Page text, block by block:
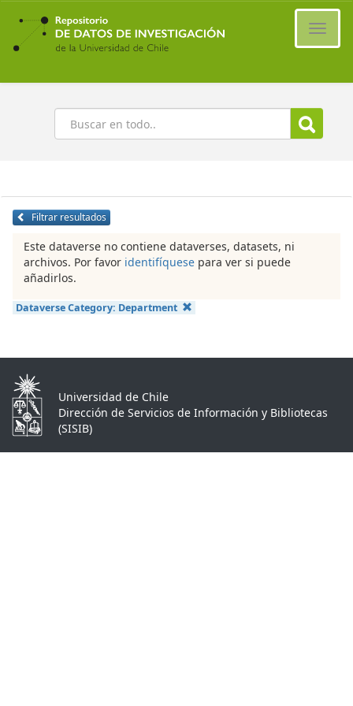
Ir
contenido
principal
Buscar
Filtrar resultados
Este dataverse no contiene dataverses, datasets, ni
archivos. Por favor identifíquese para ver si puede
añadirlos.
Dataverse Category: Department
Universidad de Chile
Dirección de Servicios de Información y Bibliotecas
(SISIB)